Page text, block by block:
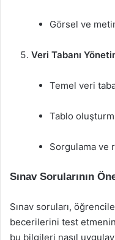
Görsel ve
Veri Tabanı
Temel veri
Tablo
Sorgulama ve
Sınav Sorularının
Sınav soruları,
becerilerini test etmenin
bu bilgileri nasıl